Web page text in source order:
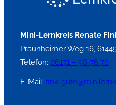
Mini-Lernkreis Renate
Praunheimer Weg 16,
Telefon: 06171 – 98 76 70
E-Mail: fink-